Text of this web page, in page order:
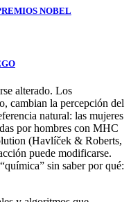
NOBEL
alterado. Los
cambian la percepción del
natural: las mujeres
por hombres con MHC
(Havlíček & Roberts,
puede modificarse.
sin saber por qué: